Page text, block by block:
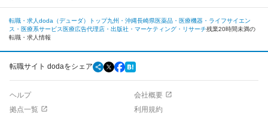
転職・求人doda（デューダ）トップ九州・沖縄長崎県医薬品・医療機器・ライフサイエン
ス・医療系サービス 医療広告代理店・出版社・マーケティング・リサーチ残業20時間未満の
転職・求人情報
転職サイト dodaをシェア
ヘルプ
会社概要
拠点一覧
利用規約